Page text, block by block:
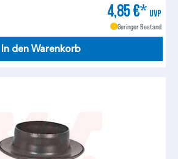
4,85 €* UVP
Geringer Bestand
In den Warenkorb